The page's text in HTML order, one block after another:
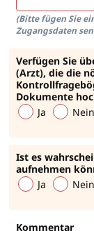
(Bitte fügen Sie
Zugangsdaten
Verfügen Sie
(Arzt), die die
Dokumente
Ja
Nein
Ist es
aufnehmen
Ja
Nein
Kommentar